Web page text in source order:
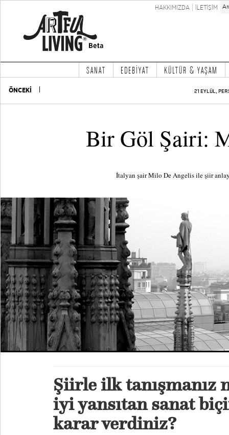
HAKKIMIZDA İLETİŞİM
SANAT EDEBİYAT KÜLTÜR & YAŞAM
ÖNCEKİ 21 EYLÜL,
Bir Göl Şairi:
İtalyan şair Milo De Angelis ile şiir
Şiirle ilk tanışmanız
iyi yansıtan sanat
karar verdiniz?